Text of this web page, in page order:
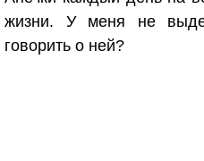
жизни. У меня не
говорить о ней?